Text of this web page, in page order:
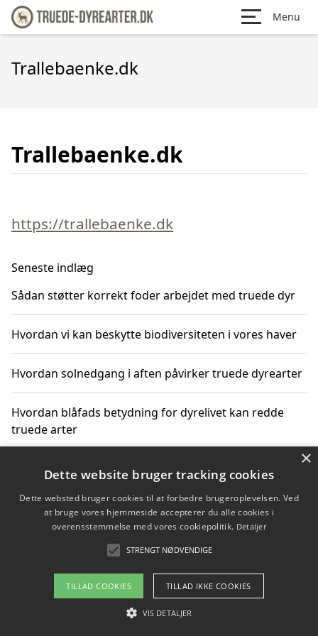
Menu
Trallebaenke.dk
Trallebaenke.dk
https://trallebaenke.dk
Seneste indlæg
Sådan støtter korrekt foder arbejdet med truede dyr
Hvordan vi kan beskytte biodiversiteten i vores haver
Hvordan solnedgang i aften påvirker truede dyrearter
Hvordan blåfads betydning for dyrelivet kan redde
truede arter
Hvordan kan gaver til unge voksne støtte bevarelsen
Copyright 2026 - Pilanto Aps
Om / kontakt
Blog Betingelser
×
Dette website bruger tracking cookies
Dette websted bruger cookies til at forbedre brugeroplevelsen. Ved
at bruge vores hjemmeside accepterer du alle cookies i
overensstemmelse med vores cookiepolitik. Detaljer
STRENGT NØDVENDIGE
TILLAD COOKIES TILLAD IKKE COOKIES
VIS DETALJER